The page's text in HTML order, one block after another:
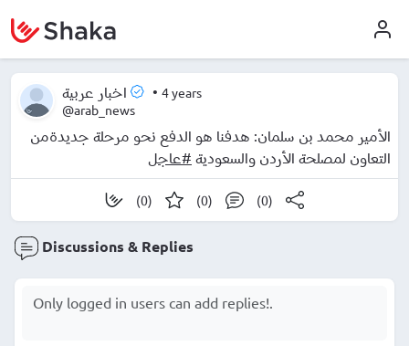
اخبار عربية • 4 years
@arab_news
الأمير محمد بن سلمان: هدفنا هو الدفع نحو مرحلة جديدةمن
التعاون لمصلحة الأردن والسعودية #عاجل
(0) (0) (0)
Discussions & Replies